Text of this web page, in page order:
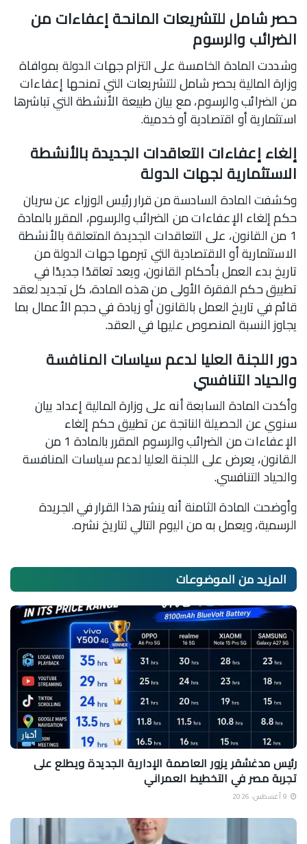
حصر شامل للتشريعات المانحة إعفاءات من
الضرائب والرسوم
وشددت المادة الخامسة على التزام جهات الدولة بموافاة
وزارة المالية بحصر شامل للتشريعات التي تمنحها إعفاءات
من الضرائب والرسوم، مع بيان طبيعة الأنشطة التي تباشرها
استثمارية أو اقتصادية أو خدمية.
إلغاء إعفاءات التعاقدات الجديدة بالأنشطة
الاستثمارية لجهات الدولة
وكشفت المادة السادسة من قرار رئيس الوزراء عن سريان
حكم إلغاء الإعفاءات من الضرائب والرسوم، المقرر بالمادة
1 من القانون، على التعاقدات الجديدة المتعلقة بالأنشطة
الاستثمارية أو الاقتصادية التي تبرمها جهات الدولة من
تاريخ بدء العمل بأحكام القانون، ويعد تعاقدًا جديدًا في
تطبيق حكم الفقرة الأولى من هذه المادة، كل تجديد لعقد
قائم في تاريخ العمل بالقانون أو زيادة في حجم الأعمال بما
يجاوز النسبة المنصوص عليها في العقد.
دور اللجنة العليا لدعم سياسات المنافسة
والحياد التنافسي
وأكدت المادة السابعة أنه على وزارة المالية إعداد بيان
سنوي عن الحصيلة الناتجة عن تطبيق حكم إلغاء
الإعفاءات من الضرائب والرسوم المقرر بالمادة 1 من
القانون، يعرض على اللجنة العليا لدعم سياسات المنافسة
والحياد التنافسي.
وأوضحت المادة الثامنة أنه ينشر هذا القرار في الجريدة
الرسمية، ويعمل به من اليوم التالي لتاريخ نشره.
المزيد منالموضوعات
أخبار
رئيس مدغشقر يزور العاصمة الإدارية الجديدة ويطلع على
تجربة مصر في التخطيط العمراني